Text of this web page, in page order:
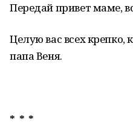
Передай привет маме,
Целую вас всех крепко,
папа Веня.
* * *